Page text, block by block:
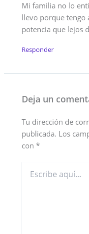
Mi familia no lo
llevo porque tengo
potencia que lejos
Responder
Deja un
Tu dirección de
publicada. Los
con*
aquí...